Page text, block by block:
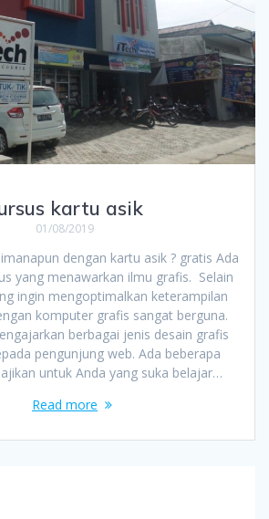
kartu asik
01/08/2019
dengan kartu asik ? gratis Ada
yang menawarkan ilmu grafis. Selain
ingin mengoptimalkan keterampilan
komputer grafis sangat berguna.
berbagai jenis desain grafis
pengunjung web. Ada beberapa
untuk Anda yang suka belajar…
Read more